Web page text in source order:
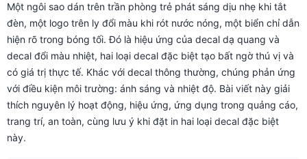
Một ngôi sao dán trên trần phòng trẻ phát sáng dịu nhẹ khi tắt
đèn, một logo trên ly đổi màu khi rót nước nóng, một biển chỉ dẫn
hiện rõ trong bóng tối. Đó là hiệu ứng của decal dạ quang và
decal đổi màu nhiệt, hai loại decal đặc biệt tạo bất ngờ thú vị và
có giá trị thực tế. Khác với decal thông thường, chúng phản ứng
với điều kiện môi trường: ánh sáng và nhiệt độ. Bài viết này giải
thích nguyên lý hoạt động, hiệu ứng, ứng dụng trong quảng cáo,
trang trí, an toàn, cùng lưu ý khi đặt in hai loại decal đặc biệt
này.